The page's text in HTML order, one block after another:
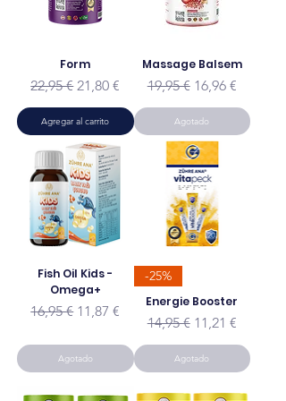
Form
Precio
22,95 € Precio de oferta
21,80 €
Agregar al carrito
Massage Balsem
Precio
19,95 € Precio de oferta
16,96 €
Agotado
Fish Oil Kids -
Omega+
Precio
16,95 € Precio de oferta
11,87 €
Agotado
-25%
Energie Booster
Precio
14,95 € Precio de oferta
11,21 €
Agotado